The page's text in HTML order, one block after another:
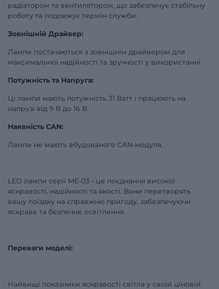
радіатором та вентилятором, що забезпечує стабільну
роботу та подовжує термін служби.
Зовнішній Драйвер:
Лампи постачаються з зовнішнім драйвером для
максимальної надійності та зручності у використанні.
Потужність та Напруга:
Ці лампи мають потужність 31 Ватт і працюють на
напрузі від 9 В до 16 В.
Наявність CAN:
Лампи не мають вбудованого CAN-модуля.
LED лампи серії ME-03 - це поєднання високої
яскравості, надійності та якості. Вони перетворять
вашу поїздку на справжню пригоду, забезпечуючи
яскраве та безпечне освітлення.
Переваги моделі:
Найвищі показники яскравості світла у своїй ціновій